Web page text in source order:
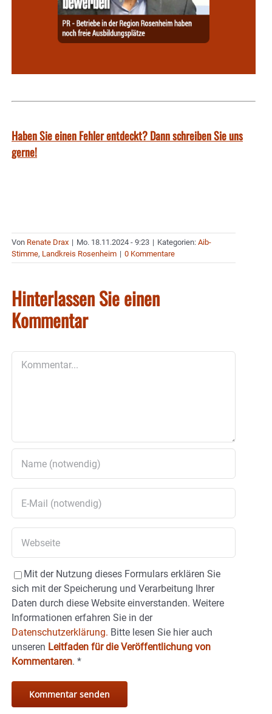
Haben Sie einen Fehler entdeckt? Dann schreiben Sie uns
gerne!
Von Renate Drax | Mo. 18.11.2024 - 9:23 | Kategorien: Aib-
Stimme, Landkreis Rosenheim | 0 Kommentare
Hinterlassen Sie einen
Kommentar
Mit der Nutzung dieses Formulars erklären Sie
sich mit der Speicherung und Verarbeitung Ihrer
Daten durch diese Website einverstanden. Weitere
Informationen erfahren Sie in der
Datenschutzerklärung. Bitte lesen Sie hier auch
unseren Leitfaden für die Veröffentlichung von
Kommentaren. *